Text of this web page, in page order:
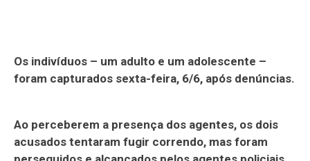
Os indivíduos – um adulto e um adolescente –
foram capturados sexta-feira, 6/6, após denúncias.
Ao perceberem a presença dos agentes, os dois
acusados tentaram fugir correndo, mas foram